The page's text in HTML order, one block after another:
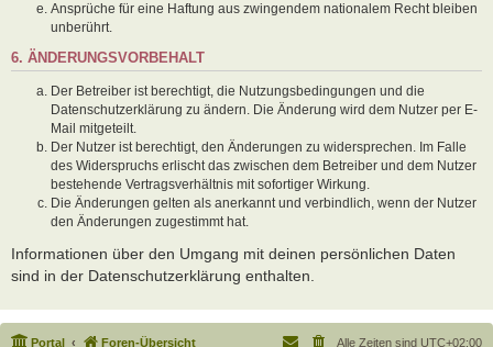
Ansprüche für eine Haftung aus zwingendem nationalem Recht bleiben
unberührt.
6. ÄNDERUNGSVORBEHALT
Der Betreiber ist berechtigt, die Nutzungsbedingungen und die
Datenschutzerklärung zu ändern. Die Änderung wird dem Nutzer per E-
Mail mitgeteilt.
Der Nutzer ist berechtigt, den Änderungen zu widersprechen. Im Falle
des Widerspruchs erlischt das zwischen dem Betreiber und dem Nutzer
bestehende Vertragsverhältnis mit sofortiger Wirkung.
Die Änderungen gelten als anerkannt und verbindlich, wenn der Nutzer
den Änderungen zugestimmt hat.
Informationen über den Umgang mit deinen persönlichen Daten
sind in der Datenschutzerklärung enthalten.
Portal Foren-Übersicht Alle Zeiten sind UTC+02:00